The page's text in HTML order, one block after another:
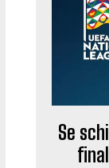
Se